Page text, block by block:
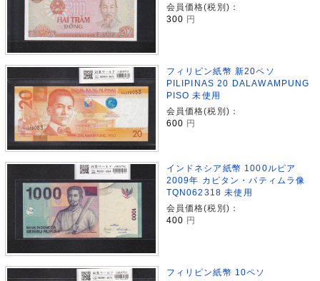
会員価格(税別)：
300 円
フィリピン紙幣 新20ペソ
PILIPINAS 20 DALAWAMPUNG
PISO 未使用
会員価格(税別)：
600 円
インドネシア紙幣 1000ルピア
2009年 カピタン・パティムラ像
TQN062318 未使用
会員価格(税別)：
400 円
フィリピン紙幣 10ペソ